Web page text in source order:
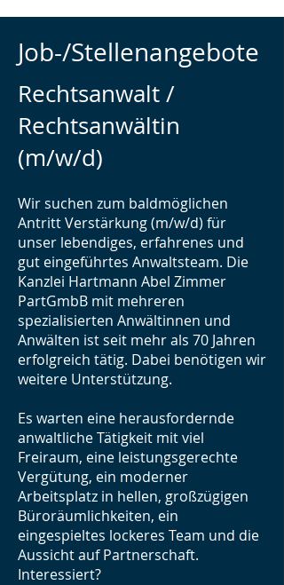
Job-/Stellenangebote
Rechtsanwalt /
Rechtsanwältin
(m/w/d)
Wir suchen zum baldmöglichen
Antritt Verstärkung (m/w/d) für
unser lebendiges, erfahrenes und
gut eingeführtes Anwaltsteam. Die
Kanzlei Hartmann Abel Zimmer
PartGmbB mit mehreren
spezialisierten Anwältinnen und
Anwälten ist seit mehr als 70 Jahren
erfolgreich tätig. Dabei benötigen wir
weitere Unterstützung.
Es warten eine herausfordernde
anwaltliche Tätigkeit mit viel
Freiraum, eine leistungsgerechte
Vergütung, ein moderner
Arbeitsplatz in hellen, großzügigen
Büroräumlichkeiten, ein
eingespieltes lockeres Team und die
Aussicht auf Partnerschaft.
Interessiert?